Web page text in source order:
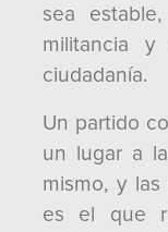
sea
militancia
ciudadanía.
Un partido
un lugar a
mismo, y
es el que